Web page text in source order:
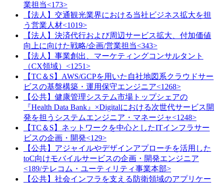
業担当<173>
【法人】交通観光業界における当社ビジネス拡大を担
う営業人材<1019>
【法人】決済代行および周辺サービス拡大、付加価値
向上に向けた戦略/企画/営業担当<343>
【法人】事業創出、マーケティングコンサルタント
（CX領域）<1251>
【TC＆S】AWS/GCPを用いた自社地図系クラウドサー
ビスの基盤構築・運用保守エンジニア<1268>
【公共】健康管理システム市場トップシェアの
『Health Data Bank』×Digitalにおける次世代サービス開
発を担うシステムエンジニア・マネージャ<1248>
【TC＆S】ネットワークを中心としたITインフラサー
ビスの企画・開発<129>
【公共】アジャイルやデザインアプローチを活用した
toC向けモバイルサービスの企画・開発エンジニア
<189/テレコム・ユーティリティ事業本部>
【公共】社会インフラを支える防衛領域のアプリケー